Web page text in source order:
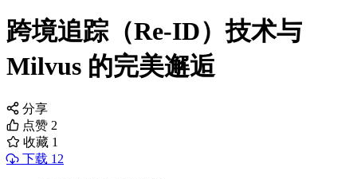
跨境追踪（Re-ID）技术与
Milvus 的完美邂逅
分享
点赞 2
收藏 1
下载 12